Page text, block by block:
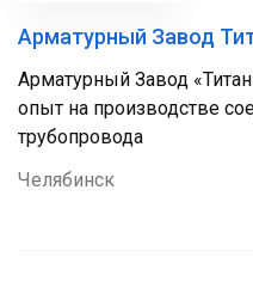
Арматурный Завод
Арматурный Завод
опыт на производстве
трубопровода
Челябинск